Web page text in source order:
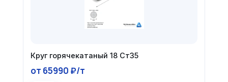
Круг горячекатаный 18 Ст35
от 65990 ₽/т